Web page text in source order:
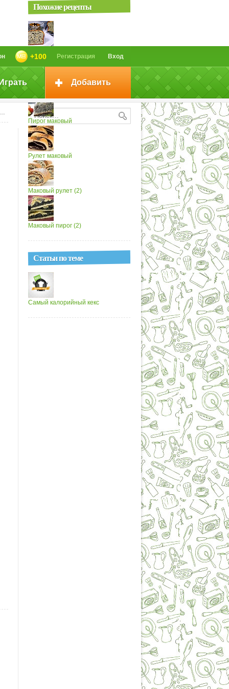
Вход
Регистрация
+100
Добавить
Похожие рецепты
Маковый крем
Пирог маковый
Рулет маковый
Маковый рулет (2)
Маковый пирог (2)
Статьи по теме
Самый калорийный кекс